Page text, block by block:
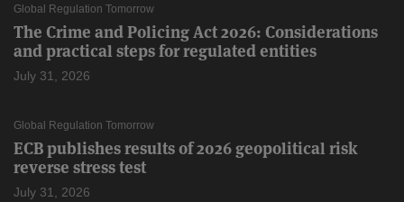
Global Regulation Tomorrow
The Crime and Policing Act 2026: Considerations
and practical steps for regulated entities
July 31, 2026
Global Regulation Tomorrow
ECB publishes results of 2026 geopolitical risk
reverse stress test
July 31, 2026